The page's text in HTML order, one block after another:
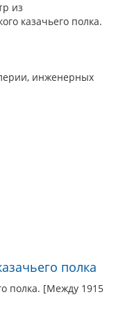
из
казачьего полка.
инженерных
полка
полка. [Между 1915